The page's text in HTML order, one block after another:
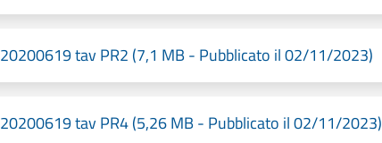
20200619 tav PR2 (7,1 MB - Pubblicato il 02/11/2023)
20200619 tav PR4 (5,26 MB - Pubblicato il 02/11/2023)